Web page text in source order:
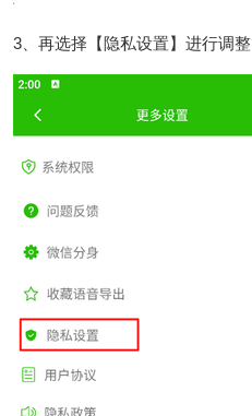
3、再选择【隐私设置】进行调整